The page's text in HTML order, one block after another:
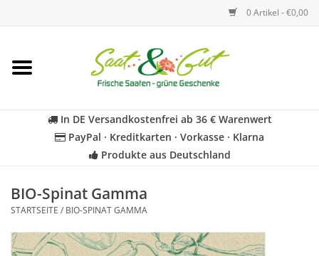
0 Artikel - €0,00
Startseite
Kräuter
In DE Versandkostenfrei ab 36 € Warenwert
PayPal · Kreditkarten · Vorkasse · Klarna
Produkte aus Deutschland
BIO-Spinat Gamma
STARTSEITE / BIO-SPINAT GAMMA